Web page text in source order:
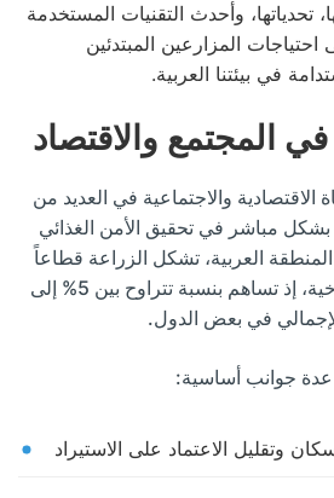
تحدياتها، وأحدث التقنيات المستخدمة
المزارعين المبتدئين
في بيئتنا العربية.
في المجتمع والاقتصاد
والاجتماعية في العديد من
مباشر في تحقيق الأمن الغذائي
العربية، تشكل الزراعة قطاعاً
حيوياً رغم التحديات المناخية، إذ تساهم بنسبة تتراوح بين 5% إلى
عدة جوانب أساسية:
وتقليل الاعتماد على الاستيراد